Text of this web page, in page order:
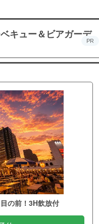
キュー＆ビアガーデ
PR
の前！3H飲放付